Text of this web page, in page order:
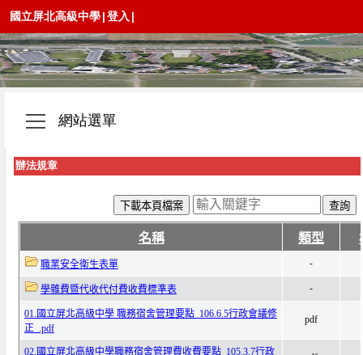
國立屏北高級中學|登入 |
網站選單
辦法規章